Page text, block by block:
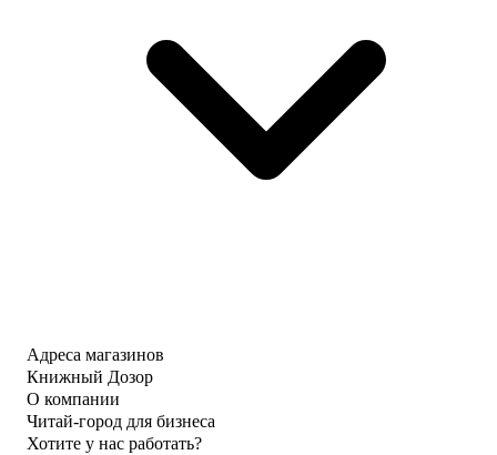
Адреса магазинов
Книжный Дозор
О компании
Читай-город для бизнеса
Хотите у нас работать?